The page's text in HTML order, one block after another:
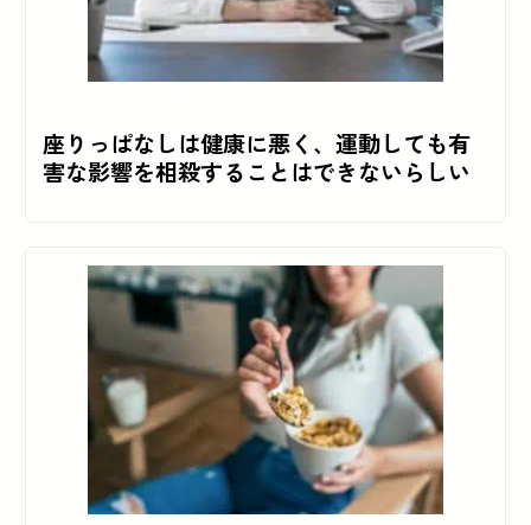
座りっぱなしは健康に悪く、運動しても有
害な影響を相殺することはできないらしい